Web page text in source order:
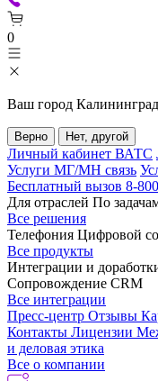
0
Ваш город Калининград
Верно Нет, другой
Личный кабинет ВАТС
Услуги МГ/МН связь
Бесплатный вызов 8-800
Для отраслей По
Все решения
Телефония Цифровой
Все продукты
Интеграции и
Сопровождение CRM
Все интеграции
Пресс-центр Отзывы
Контакты Лицензии
и деловая этика
Все о компании